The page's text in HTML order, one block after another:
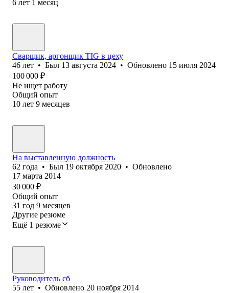
6 лет 1 месяц
Сварщик, аргонщик TIG в цеху
46 лет • Был 13 августа 2024 • Обновлено 15 июля 2024
100 000 ₽
Не ищет работу
Общий опыт
10 лет 9 месяцев
На выставленную должность
62 года • Был 19 октября 2020 • Обновлено
17 марта 2014
30 000 ₽
Общий опыт
31 год 9 месяцев
Другие резюме
Ещё 1 резюме
Руководитель сб
55 лет • Обновлено 20 ноября 2014